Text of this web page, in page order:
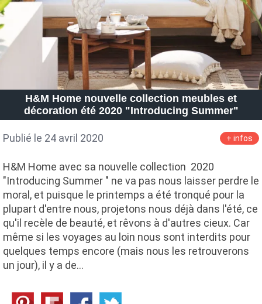
H&M Home nouvelle collection meubles et
décoration été 2020 "Introducing Summer"
Publié le 24 avril 2020 + infos
H&M Home avec sa nouvelle collection 2020
"Introducing Summer " ne va pas nous laisser perdre le
moral, et puisque le printemps a été tronqué pour la
plupart d'entre nous, projetons nous déjà dans l'été, ce
qu'il recèle de beauté, et rêvons à d'autres cieux. Car
même si les voyages au loin nous sont interdits pour
quelques temps encore (mais nous les retrouverons
un jour), il y a de…